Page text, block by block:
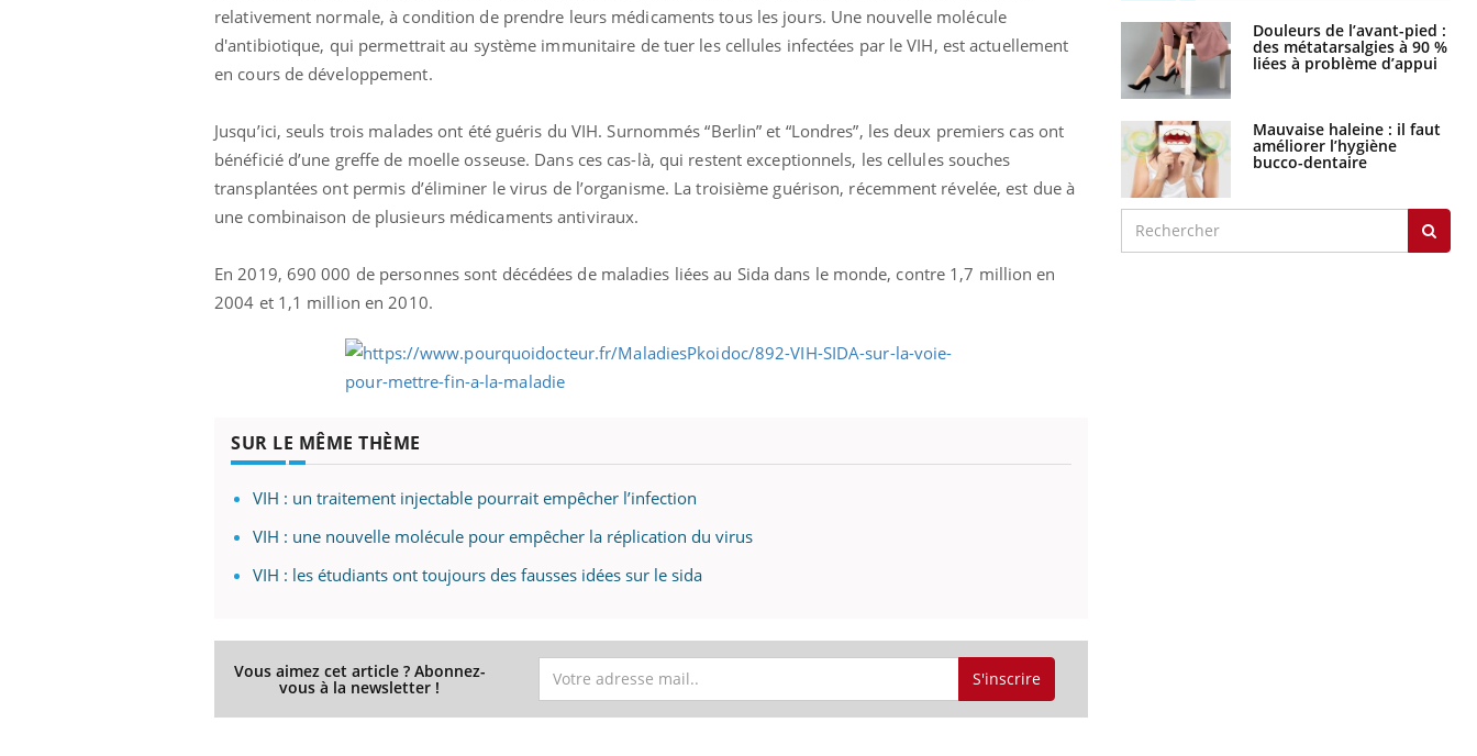
relativement normale, à condition de prendre leurs médicaments tous les jours. Une nouvelle molécule
d'antibiotique, qui permettrait au système immunitaire de tuer les cellules infectées par le VIH, est actuellement
en cours de développement.
Jusqu’ici, seuls trois malades ont été guéris du VIH. Surnommés “Berlin” et “Londres”, les deux premiers cas ont
bénéficié d’une greffe de moelle osseuse. Dans ces cas-là, qui restent exceptionnels, les cellules souches
transplantées ont permis d’éliminer le virus de l’organisme. La troisième guérison, récemment révelée, est due à
une combinaison de plusieurs médicaments antiviraux.
En 2019, 690 000 de personnes sont décédées de maladies liées au Sida dans le monde, contre 1,7 million en
2004 et 1,1 million en 2010.
SUR LE MÊME THÈME
VIH : un traitement injectable pourrait empêcher l’infection
VIH : une nouvelle molécule pour empêcher la réplication du virus
VIH : les étudiants ont toujours des fausses idées sur le sida
Vous aimez cet article ? Abonnez-
vous à la newsletter ! S'inscrire
Douleurs de l’avant-pied :
des métatarsalgies à 90 %
liées à problème d’appui
Mauvaise haleine : il faut
améliorer l’hygiène
bucco-dentaire